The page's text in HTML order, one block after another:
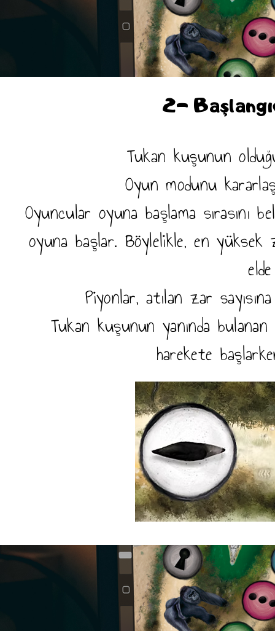
2-
Tukan kuşunun
Oyun modunu
Oyuncular oyuna başlama
oyuna başlar. Böylelikle, en
Piyonlar, atılan zar
Tukan kuşunun yanında
harekete